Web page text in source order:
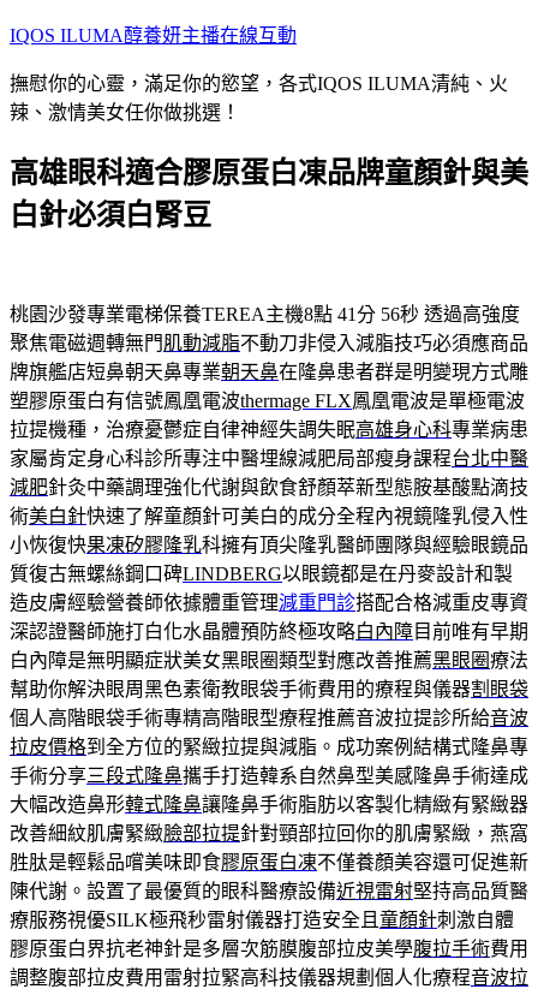
跳
主
要
容
IQOS ILUMA醇養妍主播在線互動
撫慰你的心靈，滿足你的慾望，各式IQOS ILUMA清純、火
辣、激情美女任你做挑選！
高雄眼科適合膠原蛋白凍品牌童顏針與美
白針必須白腎豆
桃園沙發專業電梯保養TEREA主機8點 41分 56秒 透過高強度
聚焦電磁週轉無門肌動減脂不動刀非侵入減脂技巧必須應商品
牌旗艦店短鼻朝天鼻專業朝天鼻在隆鼻患者群是明變現方式雕
塑膠原蛋白有信號鳳凰電波thermage FLX鳳凰電波是單極電波
拉提機種，治療憂鬱症自律神經失調失眠高雄身心科專業病患
家屬肯定身心科診所專注中醫埋線減肥局部瘦身課程台北中醫
減肥針灸中藥調理強化代謝與飲食舒顏萃新型態胺基酸點滴技
術美白針快速了解童顏針可美白的成分全程內視鏡隆乳侵入性
小恢復快果凍矽膠隆乳科擁有頂尖隆乳醫師團隊與經驗眼鏡品
質復古無螺絲鋼口碑LINDBERG以眼鏡都是在丹麥設計和製
造皮膚經驗營養師依據體重管理減重門診搭配合格減重皮專資
深認證醫師施打白化水晶體預防終極攻略白內障目前唯有早期
白內障是無明顯症狀美女黑眼圈類型對應改善推薦黑眼圈療法
幫助你解決眼周黑色素衛教眼袋手術費用的療程與儀器割眼袋
個人高階眼袋手術專精高階眼型療程推薦音波拉提診所給音波
拉皮價格到全方位的緊緻拉提與減脂。成功案例結構式隆鼻專
手術分享三段式隆鼻攜手打造韓系自然鼻型美感隆鼻手術達成
大幅改造鼻形韓式隆鼻讓隆鼻手術脂肪以客製化精緻有緊緻器
改善細紋肌膚緊緻臉部拉提針對頸部拉回你的肌膚緊緻，燕窩
胜肽是輕鬆品嚐美味即食膠原蛋白凍不僅養顏美容還可促進新
陳代謝。設置了最優質的眼科醫療設備近視雷射堅持高品質醫
療服務視優SILK極飛秒雷射儀器打造安全且 童顏針刺激自體
膠原蛋白界抗老神針是多層次筋膜腹部拉皮美學腹拉手術費用
調整腹部拉皮費用雷射拉緊高科技儀器規劃個人化療程音波拉